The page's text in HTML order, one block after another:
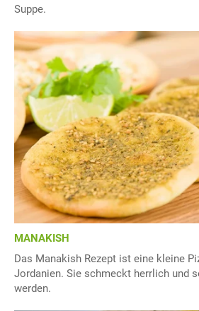
Suppe.
MANAKISH
Das Manakish Rezept ist eine kleine
Jordanien. Sie schmeckt herrlich und
werden.